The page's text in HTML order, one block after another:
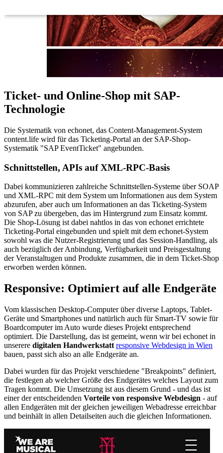
Ticket- und Online-Shop mit SAP-
Technologie
Die Systematik von echonet, das Content-Management-System
content.life wird für das Ticketing-Portal an der SAP-Shop-
Systematik "SAP EventTicket" angebunden.
Schnittstellen, APIs auf XML-RPC-Basis
Dabei kommunizieren zahlreiche Schnittstellen-Systeme über SOAP
und XML-RPC mit dem System um Informationen aus dem System
abzurufen, aber auch um Informationen an das Ticketing-System
von SAP zu übergeben, das im Hintergrund zum Einsatz kommt.
Die Shop-Lösung ist dabei nahtlos in das von echonet errichtete
Ticketing-Portal eingebunden und spielt mit dem echonet-System
sowohl was die Nutzer-Registrierung und das Session-Handling, als
auch bezüglich der Anbindung, Verfügbarkeit und Preisgestaltung
der Veranstaltugen und Produkte zusammen, die in dem Ticket-Shop
erworben werden können.
Responsive: Optimiert auf alle Endgeräte
Vom klassischen Desktop-Computer über diverse Laptops, Tablet-
Geräte und Smartphones und natürlich auch für Smart-TV sowie für
Boardcomputer im Auto wurde dieses Projekt entsprechend
optimiert. Die Darstellung, das ist gemeint, wenn wir bei echonet in
unserere digitalen Handwerkstatt responsive Webdesign in Wien
bauen, passt sich also an alle Endgeräte an.
Dabei wurden für das Projekt verschiedene "Breakpoints" definiert,
die festlegen ab welcher Größe des Endgerätes welches Layout zum
Tragen kommt. Die Umsetzung ist aus diesem Grund - und das ist
einer der entscheidenden Vorteile von responsive Webdesign - auf
allen Endgeräten mit der gleichen jeweiligen Webadresse erreichbar
und beinhält in allen Detailseiten auch die gleichen Informationen.